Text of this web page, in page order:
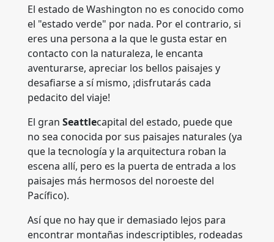
El estado de Washington no es conocido como
el "estado verde" por nada. Por el contrario, si
eres una persona a la que le gusta estar en
contacto con la naturaleza, le encanta
aventurarse, apreciar los bellos paisajes y
desafiarse a sí mismo, ¡disfrutarás cada
pedacito del viaje!
El gran Seattlecapital del estado, puede que
no sea conocida por sus paisajes naturales (ya
que la tecnología y la arquitectura roban la
escena allí, pero es la puerta de entrada a los
paisajes más hermosos del noroeste del
Pacífico).
Así que no hay que ir demasiado lejos para
encontrar montañas indescriptibles, rodeadas